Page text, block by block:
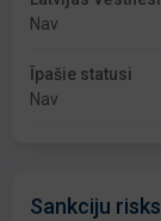
Nav
Īpašie statusi
Nav
Sankciju risks